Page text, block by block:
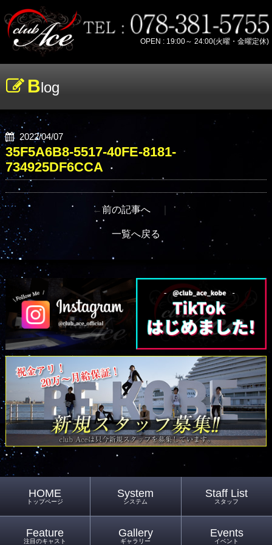
OPEN : 19:00～ 24:00(火曜・金曜定休)
Blog
2022/04/07
35F5A6B8-5517-40FE-8181-
734925DF6CCA
←前の記事へ ｜
一覧へ戻る
HOME
トップページ
System
システム
Staff List
スタッフ
Feature
注目のキャスト
Gallery
ギャラリー
Events
イベント